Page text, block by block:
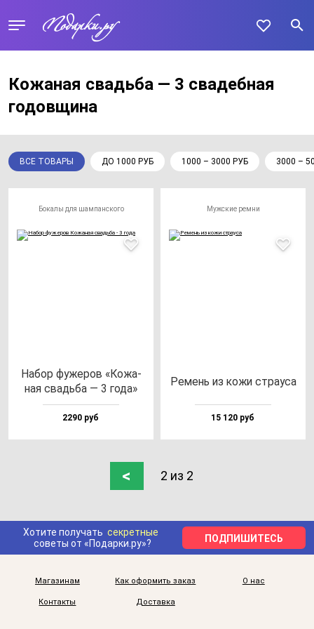
Кожаная свадьба — 3 свадебная
годовщина
ВСЕ ТОВАРЫ ДО 1000 РУБ 1000 – 3000 РУБ 3000 –
Бокалы для шампанского
Набор фу­же­ров «Кожа­
ная свадь­ба — 3 го­да»
2290 руб
Мужские ремни
Ремень из ко­жи стра­уса
15 120 руб
< 2 из 2
Хотите получать секретные
советы от «Подарки.ру»?
ПОДПИШИТЕСЬ
Магазинам Как оформить заказ О нас
Контакты Доставка